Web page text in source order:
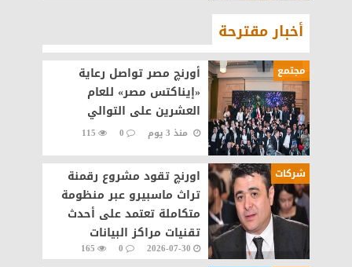
أخبار مقترحة
مجتمع
أورنچ مصر تواصل رعاية
«إيناكتس مصر» للعام
العشرين على التوالي
منذ 3 يوم 0
115
شركات
اورنچ تقود مشروع رقمنة
تراث ماسبيرو عبر منظومة
متكاملة تعتمد على أحدث
تقنيات مراكز البيانات
والذكاء الاصطناعى
2026-07-30
0
165